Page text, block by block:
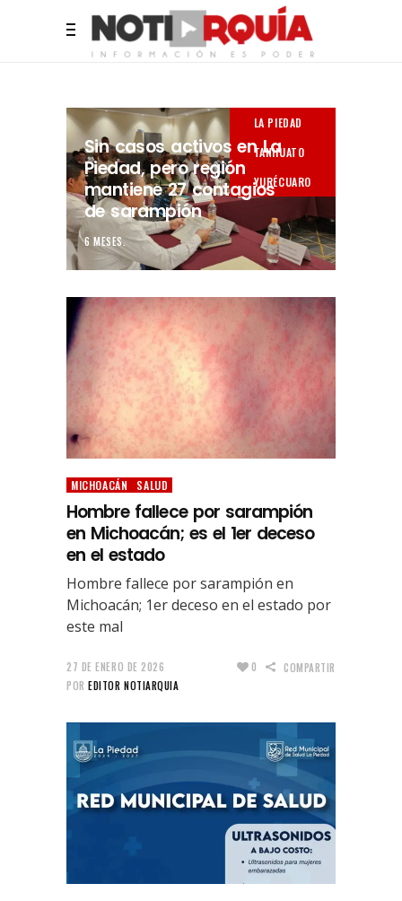
LA PIEDAD
TANHUATO
YURÉCUARO
Sin casos activos en La
Piedad, pero región
mantiene 27 contagios
de sarampión
6 MESES.
MICHOACÁN SALUD
Hombre fallece por sarampión
en Michoacán; es el 1er deceso
en el estado
Hombre fallece por sarampión en
Michoacán; 1er deceso en el estado por
este mal
27 DE ENERO DE 2026
POR EDITOR NOTIARQUIA
0 COMPARTIR